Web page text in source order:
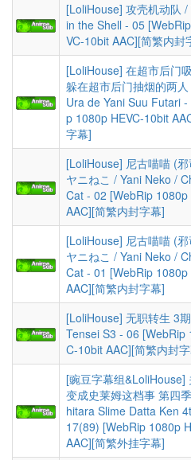
[LoliHouse] 攻壳机动队
in the Shell - 05
VC-10bit AAC][简繁内封
[LoliHouse] 在超市后门
躲在超市后门抽烟的两
Ura de Yani Suu Futari
p 1080p HEVC-10bit
字幕]
[LoliHouse] 尼古喵喵 (
ヤニねこ / Yani Neko /
Cat - 02 [WebRip 1080p
AAC][简繁内封字幕]
[LoliHouse] 尼古喵喵 (
ヤニねこ / Yani Neko /
Cat - 01 [WebRip 1080p
AAC][简繁内封字幕]
[LoliHouse] 无职转生 3
Tensei S3 - 06 [WebRip
C-10bit AAC][简繁内封
[豌豆字幕组&LoliHouse]
变成史莱姆这档事 第四
hitara Slime Datta Ken
17(89) [WebRip 1080p
AAC][简繁外挂字幕]